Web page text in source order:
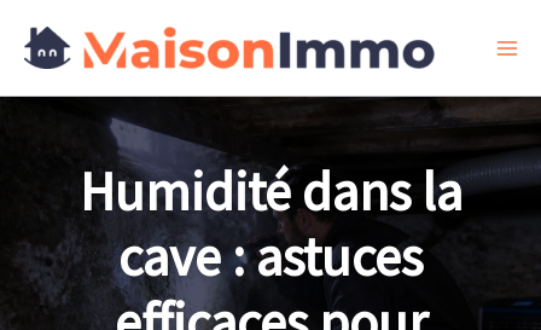
Humidité dans la
cave : astuces